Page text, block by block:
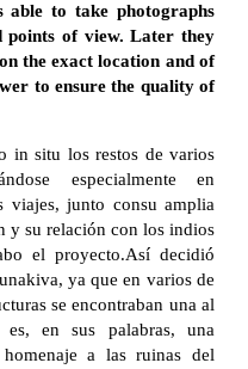
able to take photographs
points of view. Later they
the exact location and of
to ensure the quality of
in situ los restos de varios
especialmente en
viajes, junto consu amplia
y su relación con los indios
el proyecto.Así decidió
ya que en varios de
se encontraban una al
en sus palabras, una
a las ruinas del